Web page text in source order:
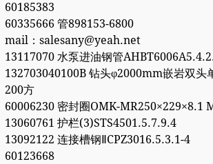
60185383
60335666 管898153-6800
mail：salesany@yeah.net
13117070 水泵进油钢管
132703040100B 钻头φ2000mm嵌岩双头
200方
60006230 密封圈OMK-MR250×229×8.1
13060761 护栏(3)STS4501.5.7.9.4
13092122 连接槽钢ⅡCPZ3016.5.3.1-4
60123668